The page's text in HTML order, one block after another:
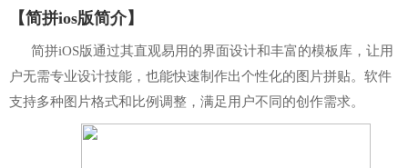
【简拼ios版简介】
简拼iOS版通过其直观易用的界面设计和丰富的模板库，让用
户无需专业设计技能，也能快速制作出个性化的图片拼贴。软件
支持多种图片格式和比例调整，满足用户不同的创作需求。